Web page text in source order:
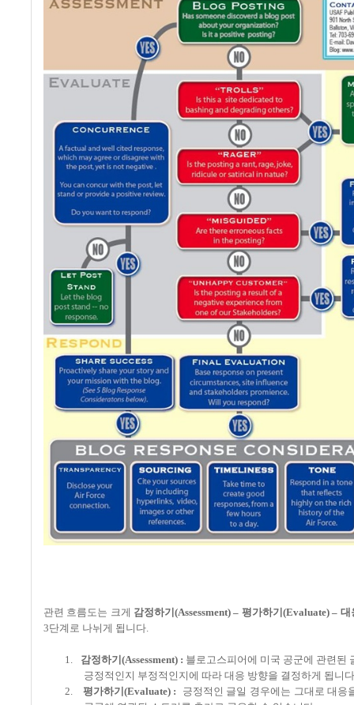
관련 흐름도는 크게 감정하기(Assessment) – 평가하기 (Evaluate) – 대
3단계로 나뉘게 됩니다.
1. 감정하기 (Assessment) : 블로고스피어에 미국 공군에 관련된
긍정적인지 부정적인지에 따라 대응 방향을 결정하게 됩니다
2.
평가하기 (Evaluate) :
긍정적인 글일 경우에는 그대로 대응